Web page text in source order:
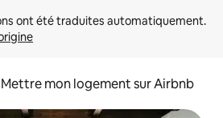
Mettre mon logement sur Airbnb